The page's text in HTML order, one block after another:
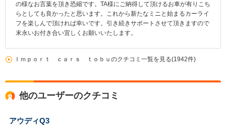
の様なお言葉を頂き恐縮です。TA様にご納得して頂けるお車が有りこち
らとしても良かったと思います。これから新たなミニと始まるカーライ
フを楽しんで頂ければ幸いです。引き続きサポートさせて頂きますので
末永いお付き合い宜しくお願いいたします。
Ｉｍｐｏｒｔ ｃａｒｓ ｔｏｂｕのクチコミ一覧を見る(1942件)
他のユーザーのクチコミ
アウディQ3